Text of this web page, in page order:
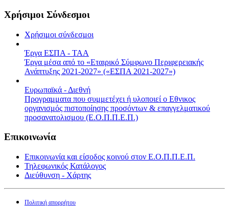
Χρήσιμοι Σύνδεσμοι
Χρήσιμοι σύνδεσμοι
Έργα ΕΣΠΑ - ΤΑΑ
Έργα μέσα από το «Εταιρικό Σύμφωνο Περιφερειακής
Ανάπτυξης 2021-2027» («ΕΣΠΑ 2021-2027»)
Ευρωπαϊκά - Διεθνή
Προγραμματα που συμμετέχει ή υλοποιεί ο Εθνικος
οργανισμός πιστοποίησης προσόντων & επαγγελματικού
προσανατολισμου (Ε.Ο.Π.Π.Ε.Π.)
Επικοινωνία
Επικοινωνία και είσοδος κοινού στον Ε.Ο.Π.Π.Ε.Π.
Τηλεφωνικός Κατάλογος
Διεύθυνση - Χάρτης
Πολιτική απορρήτου